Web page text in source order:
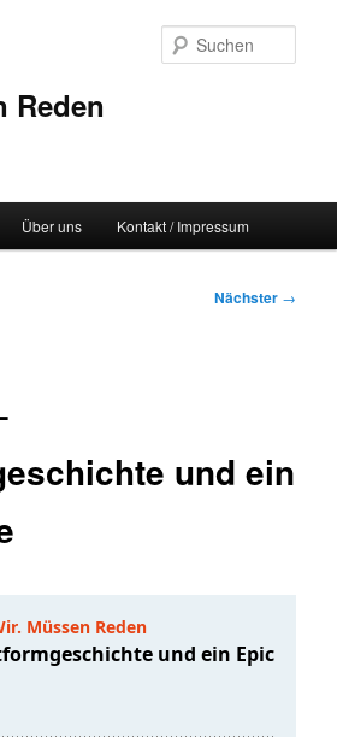
Reden
Über uns Kontakt / Impressum
Nächster →
und ein